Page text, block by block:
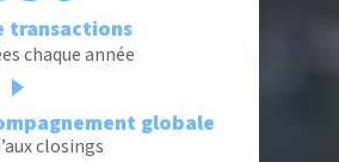
transactions
chaque année
globale
closings